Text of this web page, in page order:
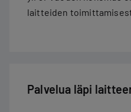
laitteiden
Palvelua läpi